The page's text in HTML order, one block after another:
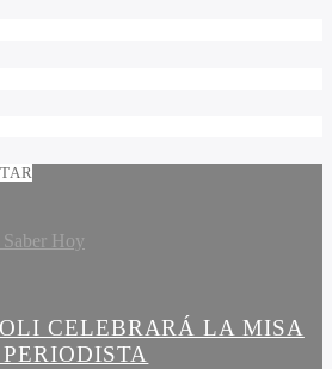
Hoy
CELEBRARÁ LA MISA